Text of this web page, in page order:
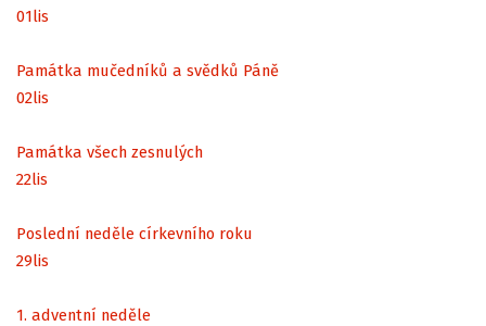
01lis
Památka mučedníků a svědků Páně
02lis
Památka všech zesnulých
22lis
Poslední neděle církevního roku
29lis
1. adventní neděle